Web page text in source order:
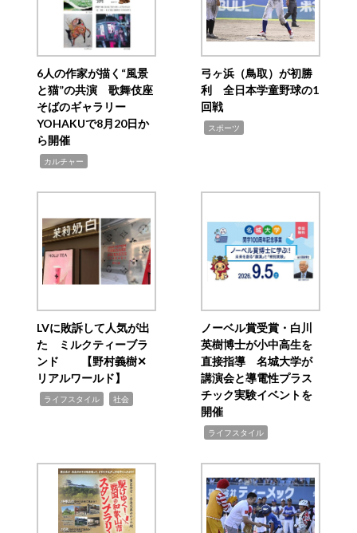
6人の作家が描く“風景
と猫”の共演 歌舞伎座
そばのギャラリー
YOHAKUで8月20日か
ら開催
カルチャー
弓ヶ浜（鳥取）が初勝
利 全日本学童野球の1
回戦
スポーツ
LVに敗訴して人気が出
た ミルクティーブラ
ンド 【野村義樹✕
リアルワールド】
ライフスタイル 社会
ノーベル賞受賞・白川
英樹博士が小中高生を
直接指導 名城大学が
講演会と導電性プラス
チック実験イベントを
開催
ライフスタイル